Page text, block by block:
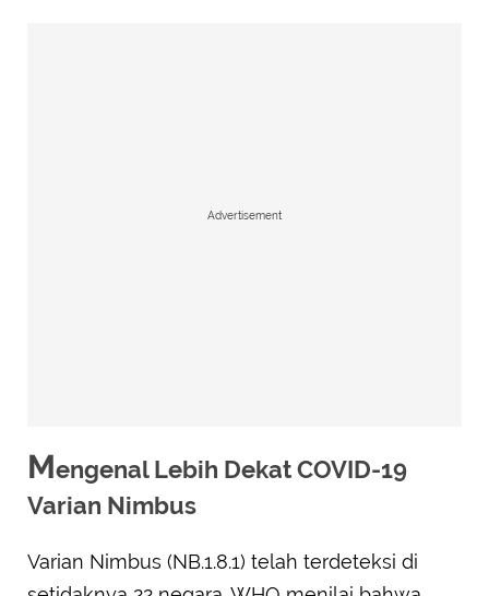
Advertisement
Mengenal Lebih Dekat COVID-19
Varian Nimbus
Varian Nimbus (NB.1.8.1) telah terdeteksi di